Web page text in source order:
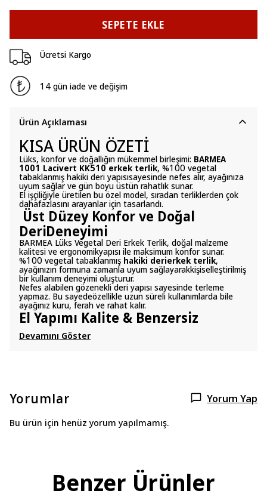
SEPETE EKLE
Ücretsi Kargo
14 gün iade ve değişim
Ürün Açıklaması
KISA ÜRÜN ÖZETİ
Lüks, konfor ve doğallığın mükemmel birleşimi: BARMEA
1001 Lacivert KK510 erkek terlik, %100 vegetal
tabaklanmış hakiki deri yapısısayesinde nefes alır, ayağınıza
uyum sağlar ve gün boyu üstün rahatlık sunar.
El işçiliğiyle üretilen bu özel model, sıradan terliklerden çok
dahafazlasını arayanlar için tasarlandı.
Üst Düzey Konfor ve Doğal
DeriDeneyimi
BARMEA Lüks Vegetal Deri Erkek Terlik, doğal malzeme
kalitesi ve ergonomikyapısı ile maksimum konfor sunar.
%100 vegetal tabaklanmış hakiki derierkek terlik,
ayağınızın formuna zamanla uyum sağlayarakkişiselleştirilmiş
bir kullanım deneyimi oluşturur.
Nefes alabilen gözenekli deri yapısı sayesinde terleme
yapmaz. Bu sayedeözellikle uzun süreli kullanımlarda bile
ayağınız kuru, ferah ve rahat kalır.
El Yapımı Kalite & Benzersiz
Devamını Göster
Yorumlar Yorum Yap
Bu ürün için henüz yorum yapılmamış.
Benzer Ürünler